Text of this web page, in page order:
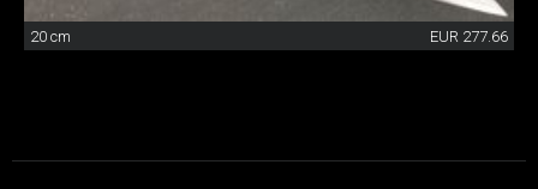
20 cm EUR 277.66